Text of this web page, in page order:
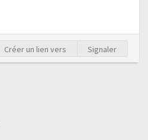
Créer un lien vers Signaler